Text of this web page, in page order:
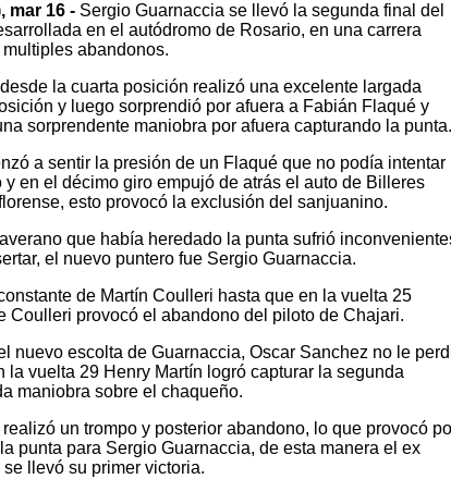
mar 16 - Sergio Guarnaccia se llevó la segunda final del
en el autódromo de Rosario, en una carrera
abandonos.
la cuarta posición realizó una excelente largada
y luego sorprendió por afuera a Fabián Flaqué y
sorprendente maniobra por afuera capturando la punta.
a sentir la presión de un Flaqué que no podía intentar
en el décimo giro empujó de atrás el auto de Billeres
esto provocó la exclusión del sanjuanino.
que había heredado la punta sufrió
el nuevo puntero fue Sergio Guarnaccia.
de Martín Coulleri hasta que en la vuelta 25
Coulleri provocó el abandono del piloto de Chajari.
nuevo escolta de Guarnaccia, Oscar Sanchez no le
la vuelta 29 Henry Martín logró capturar la segunda
maniobra sobre el chaqueño.
un trompo y posterior abandono, lo que provocó
punta para Sergio Guarnaccia, de esta manera el ex
llevó su primer victoria.